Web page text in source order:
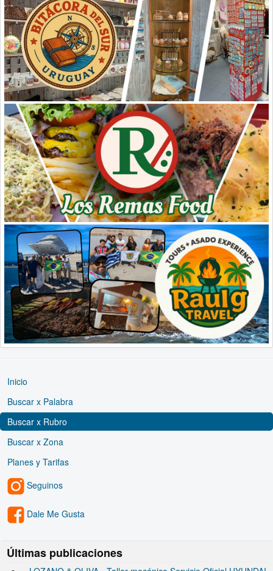
Inicio
Buscar x Palabra
Buscar x Rubro
Buscar x Zona
Planes y Tarifas
Seguinos
Dale Me Gusta
Últimas publicaciones